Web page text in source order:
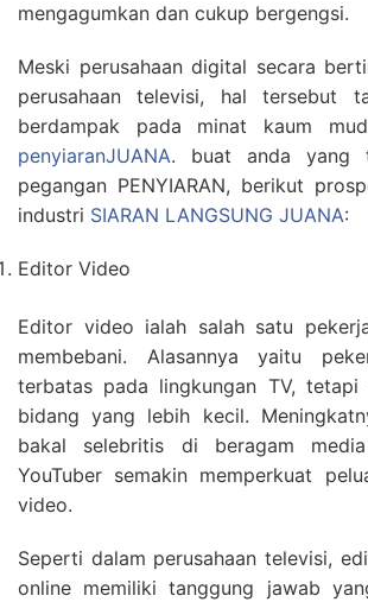
mengagumkan dan cukup bergengsi.
Meski perusahaan digital secara
perusahaan televisi, hal tersebut
berdampak pada minat kaum
penyiaranJUANA. buat anda yang
pegangan PENYIARAN, berikut
industri SIARAN LANGSUNG JUANA:
Editor Video
Editor video ialah salah satu
membebani. Alasannya yaitu
terbatas pada lingkungan TV, tetapi
bidang yang lebih kecil.
bakal selebritis di beragam
YouTuber semakin memperkuat
video.
Seperti dalam perusahaan televisi,
online memiliki tanggung jawab